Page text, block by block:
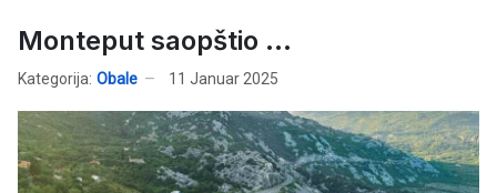
Monteput saopštio ...
Kategorija: Obale 11 Januar 2025